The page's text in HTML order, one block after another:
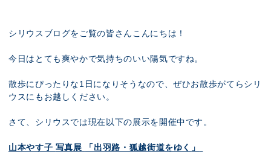
シリウスブログをご覧の皆さんこんにちは！
今日はとても爽やかで気持ちのいい陽気ですね。
散歩にぴったりな1日になりそうなので、ぜひお散歩がてらシリ
ウスにもお越しください。
さて、シリウスでは現在以下の展示を開催中です。
山本やす子 写真展 「出羽路・狐越街道をゆく 」